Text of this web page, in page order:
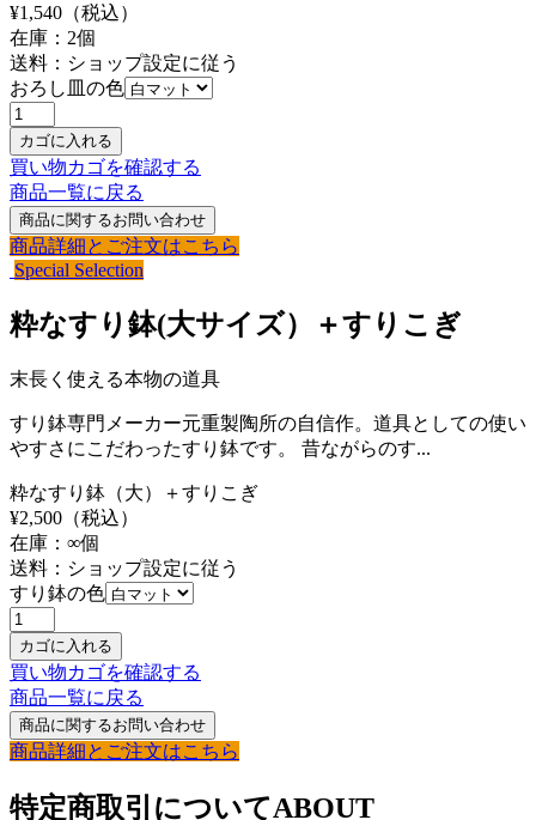
¥1,540 （税込）
在庫： 2個
送料：ショップ設定に従う
おろし皿の色
買い物カゴを確認する
商品一覧に戻る
商品詳細とご注文はこちら
Special Selection
粋なすり鉢(大サイズ）＋すりこぎ
末長く使える本物の道具
すり鉢専門メーカー元重製陶所の自信作。道具としての使い
やすさにこだわったすり鉢です。 昔ながらのす...
粋なすり鉢（大）＋すりこぎ
¥2,500 （税込）
在庫： ∞個
送料：ショップ設定に従う
すり鉢の色
買い物カゴを確認する
商品一覧に戻る
商品詳細とご注文はこちら
特定商取引についてABOUT